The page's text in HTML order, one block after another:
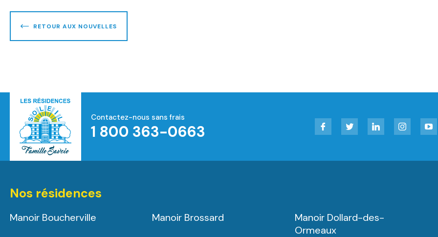
RETOUR AUX NOUVELLES
Accueil
Contactez-nous sans frais
1 800 363-0663
Facebook Twitter LinkedIn Instagram
Nos résidences
Manoir Boucherville Manoir Brossard
Manoir Dollard-des-
Ormeaux